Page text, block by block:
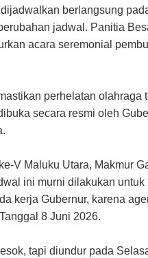
berlangsung
jadwal. Panitia
acara seremonial
perhelatan olahraga
secara resmi oleh
V Maluku Utara, Makmur
ini murni dilakukan untuk
kerja Gubernur, karena
8 Juni 2026.
tapi diundur pada